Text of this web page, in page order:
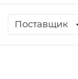
Поставщик